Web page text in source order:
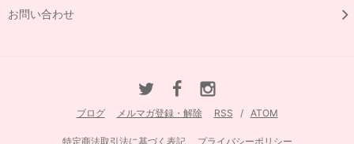
お問い合わせ
ブログ メルマガ登録・解除 RSS / ATOM
特定商法取引法に基づく表記 プライバシーポリシー